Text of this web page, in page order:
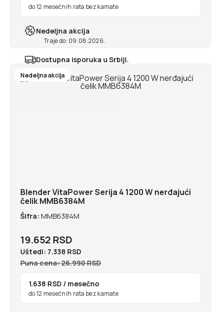
do 12 mesečnih rata bez kamate
Nedeljna akcija
Traje do: 09.08.2026.
Dostupna isporuka u Srbiji.
Nedeljna akcija
Blender VitaPower Serija 4 1200 W nerđajući
čelik MMB6384M
Šifra: MMB6384M
19.652 RSD
Uštedi: 7.338 RSD
Puna cena: 26.990 RSD
1.638 RSD / mesečno
do 12 mesečnih rata bez kamate